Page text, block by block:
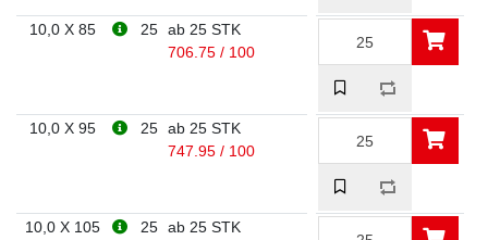
10,0 X 85 25 ab 25 STK
706.75 / 100
10,0 X 95 25 ab 25 STK
747.95 / 100
10,0 X 105 25 ab 25 STK